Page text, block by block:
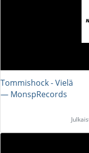
Tommishock - Vielä
― MonspRecords